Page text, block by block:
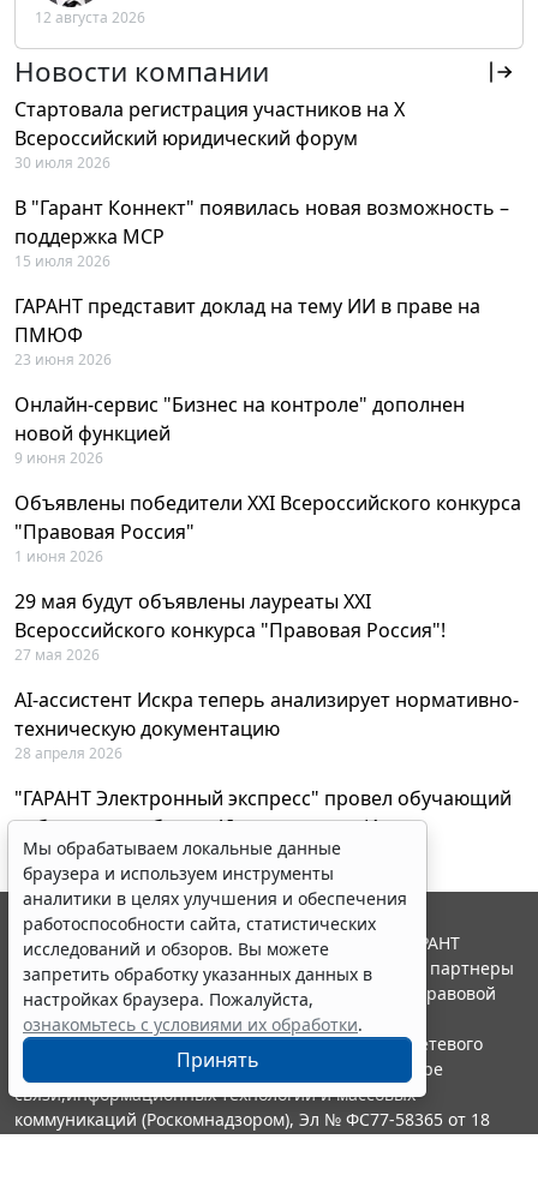
12 августа 2026
Новости компании
Стартовала регистрация участников на X
Всероссийский юридический форум
30 июля 2026
В "Гарант Коннект" появилась новая возможность –
поддержка MCP
15 июля 2026
ГАРАНТ представит доклад на тему ИИ в праве на
ПМЮФ
23 июня 2026
Онлайн-сервис "Бизнес на контроле" дополнен
новой функцией
9 июня 2026
Объявлены победители XXI Всероссийского конкурса
"Правовая Россия"
1 июня 2026
29 мая будут объявлены лауреаты XXI
Всероссийского конкурса "Правовая Россия"!
27 мая 2026
AI-ассистент Искра теперь анализирует нормативно-
техническую документацию
28 апреля 2026
"ГАРАНТ Электронный экспресс" провел обучающий
вебинар по работе с AI-ассистентом Искра
23 апреля 2026
Мы обрабатываем локальные данные
браузера и используем инструменты
аналитики в целях улучшения и обеспечения
работоспособности сайта, статистических
исследований и обзоров. Вы можете
запретить обработку указанных данных в
настройках браузера. Пожалуйста,
ознакомьтесь с условиями их обработки.
Принять
© ООО "НПП "ГАРАНТ-СЕРВИС", 2026. Система ГАРАНТ
выпускается с 1990 года. Компания "Гарант" и ее партнеры
являются участниками Российской ассоциации правовой
информации ГАРАНТ.
Портал ГАРАНТ.РУ зарегистрирован в качестве сетевого
издания Федеральной службой по надзору в сфере
связи,информационных технологий и массовых
коммуникаций (Роскомнадзором), Эл № ФС77-58365 от 18